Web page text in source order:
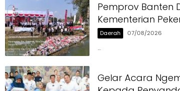
Pemprov Banten
Kementerian
Daerah 07/08/2026
…
Gelar Acara